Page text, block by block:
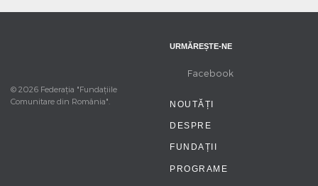
© 2026 Federația "Fundațiile
Comunitare din România".
URMĂREȘTE-NE
Facebook
NOUTĂȚI
DESPRE
FUNDAȚII
PROGRAME